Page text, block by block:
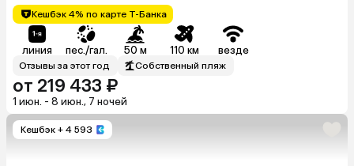
Кешбэк 4% по карте Т-Банка
линия пес./гал. 50 м 110 км везде
Отзывы за этот год Собственный пляж
от 219 433 ₽
1 июн. - 8 июн., 7 ночей
Кешбэк + 4 593